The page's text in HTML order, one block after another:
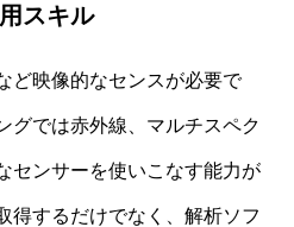
スキル
ど映像的なセンスが必要で
グでは赤外線、マルチスペク
センサーを使いこなす能力が
得するだけでなく、解析ソフ